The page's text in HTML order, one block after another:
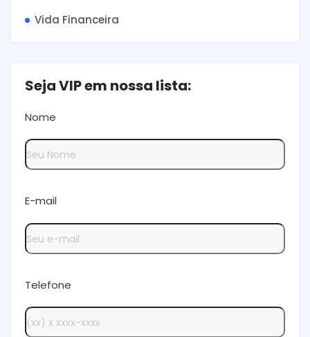
Vida Financeira
Seja VIP em nossa lista:
Nome
E-mail
Telefone